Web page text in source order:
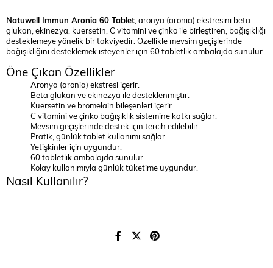
Natuwell Immun Aronia 60 Tablet , aronya (aronia) ekstresini beta
glukan, ekinezya, kuersetin, C vitamini ve çinko ile birleştiren, bağışıklığı
desteklemeye yönelik bir takviyedir. Özellikle mevsim geçişlerinde
bağışıklığını desteklemek isteyenler için 60 tabletlik ambalajda sunulur.
Öne Çıkan Özellikler
Aronya (aronia) ekstresi içerir.
Beta glukan ve ekinezya ile desteklenmiştir.
Kuersetin ve bromelain bileşenleri içerir.
C vitamini ve çinko bağışıklık sistemine katkı sağlar.
Mevsim geçişlerinde destek için tercih edilebilir.
Pratik, günlük tablet kullanımı sağlar.
Yetişkinler için uygundur.
60 tabletlik ambalajda sunulur.
Kolay kullanımıyla günlük tüketime uygundur.
Nasıl Kullanılır?